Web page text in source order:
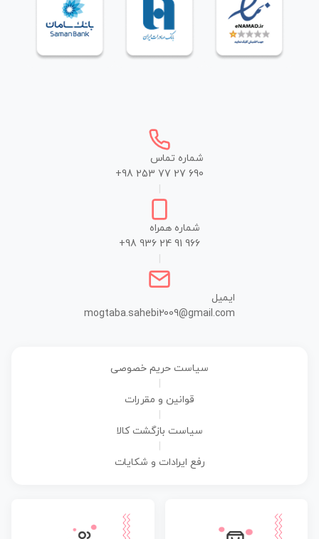
شماره تماس
+98 253 77 27 690
شماره همراه
+98 936 24 91 966
ایمیل
mogtaba.sahebi2009@gmail.com
سیاست حریم خصوصی
قوانین و مقررات
سیاست بازگشت کالا
رفع ایرادات و شکایات